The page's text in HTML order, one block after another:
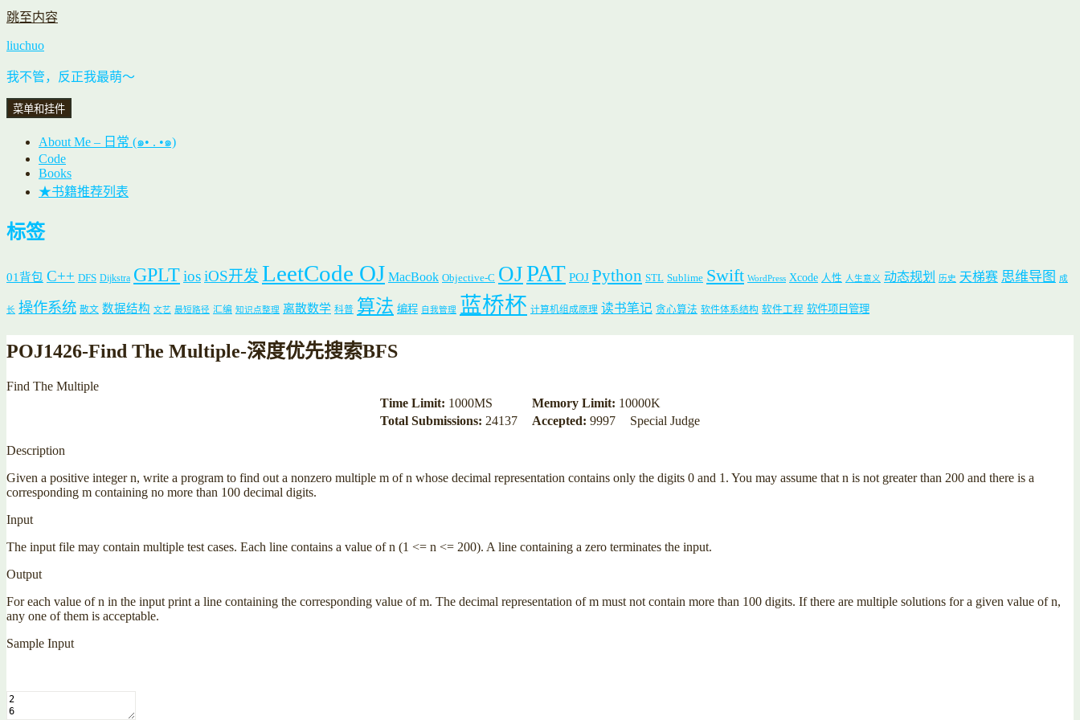
跳至内容
liuchuo
我不管，反正我最萌～
菜单和挂件
About Me – 日常 (๑• . •๑)
Code
Books
★书籍推荐列表
标签
01背包 C++ DFS Dijkstra GPLTiosiOS开发 LeetCode OJ MacBook Objective-C OJPAT POJ Python STL Sublime Swift WordPress Xcode 人性 人生意义 动态规划 历史 天梯赛 思维导图 成
长 操作系统 散文 数据结构 文艺 最短路径 汇编 知识点整理 离散数学 科普 算法 编程 自我管理 蓝桥杯 计算机组成原理 读书笔记 贪心算法 软件体系结构 软件工程 软件项目管理
POJ1426-Find The Multiple-深度优先搜索BFS
Find The Multiple
Time Limit: 1000MS Memory Limit: 10000K
Total Submissions: 24137 Accepted: 9997 Special Judge
Description
Given a positive integer n, write a program to find out a nonzero multiple m of n whose decimal representation contains only the digits 0 and 1. You may assume that n is not greater than 200 and there is a
corresponding m containing no more than 100 decimal digits.
Input
The input file may contain multiple test cases. Each line contains a value of n (1 <= n <= 200). A line containing a zero terminates the input.
Output
For each value of n in the input print a line containing the corresponding value of m. The decimal representation of m must not contain more than 100 digits. If there are multiple solutions for a given value of n,
any one of them is acceptable.
Sample Input